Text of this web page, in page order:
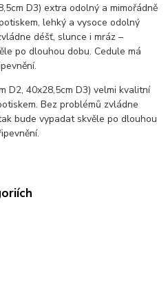
D3) extra odolný a mimořádně
lehký a vysoce odolný
déšť, slunce i mráz –
po dlouhou dobu. Cedule má
D2, 40x28,5cm D3) velmi kvalitní
Bez problémů zvládne
bude vypadat skvěle po dlouhou